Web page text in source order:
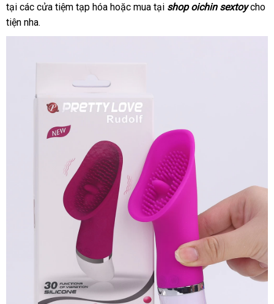
sánh
tay
đảo
tại thương
hiệu
các cửa tiệm tạp hóa vận
hoặc mua tại shop oichin sextoycho
tiện nha.